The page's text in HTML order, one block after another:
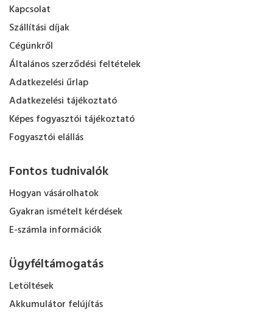
Kapcsolat
Szállítási díjak
Cégünkről
Általános szerződési feltételek
Adatkezelési űrlap
Adatkezelési tájékoztató
Képes fogyasztói tájékoztató
Fogyasztói elállás
Fontos tudnivalók
Hogyan vásárolhatok
Gyakran ismételt kérdések
E-számla információk
Ügyféltámogatás
Letöltések
Akkumulátor felújítás